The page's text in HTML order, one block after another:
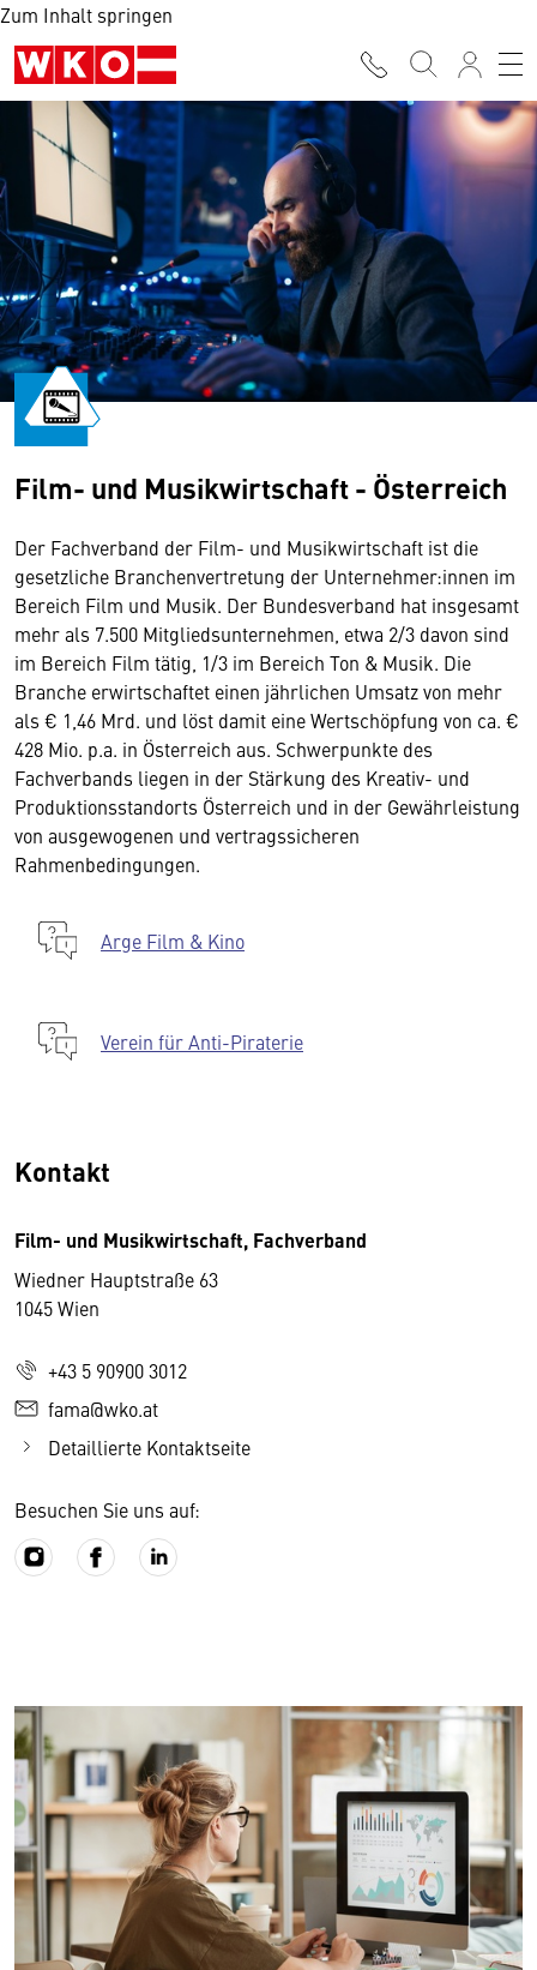
Zum Inhalt springen
Film- und Musikwirtschaft - Österreich
Der Fachverband der Film- und Musikwirtschaft ist die
gesetzliche Branchenvertretung der Unternehmer:innen im
Bereich Film und Musik. Der Bundesverband hat insgesamt
mehr als 7.500 Mitgliedsunternehmen, etwa 2/3 davon sind
im Bereich Film tätig, 1/3 im Bereich Ton & Musik. Die
Branche erwirtschaftet einen jährlichen Umsatz von mehr
als € 1,46 Mrd. und löst damit eine Wertschöpfung von ca. €
428 Mio. p.a. in Österreich aus. Schwerpunkte des
Fachverbands liegen in der Stärkung des Kreativ- und
Produktionsstandorts Österreich und in der Gewährleistung
von ausgewogenen und vertragssicheren
Rahmenbedingungen.
Arge Film & Kino
Verein für Anti-Piraterie
Kontakt
Film- und Musikwirtschaft, Fachverband
Wiedner Hauptstraße 63
1045 Wien
+43 5 90900 3012
fama@wko.at
Detaillierte Kontaktseite
Besuchen Sie uns auf: